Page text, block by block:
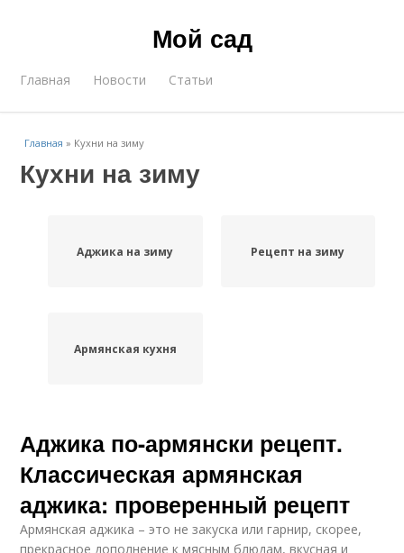
Мой сад
Главная Новости Статьи
Главная » Кухни на зиму
Кухни на зиму
Аджика на зиму Рецепт на зиму
Армянская кухня
Аджика по-армянски рецепт.
Классическая армянская
аджика: проверенный рецепт
Армянская аджика – это не закуска или гарнир, скорее,
прекрасное дополнение к мясным блюдам, вкусная и